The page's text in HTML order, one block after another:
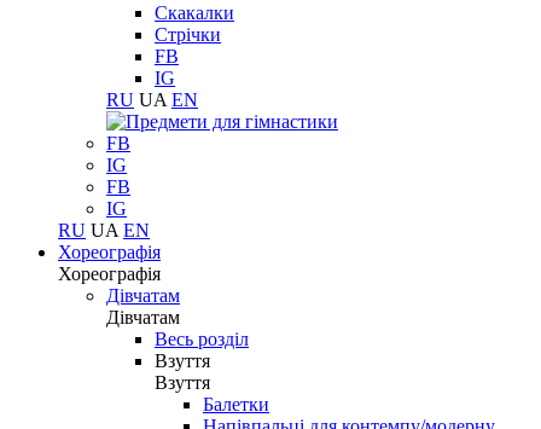
Скакалки
Стрічки
FB
IG
RU UA EN
FB
IG
FB
IG
RU UA EN
Хореографія
Хореографія
Дівчатам
Дівчатам
Весь розділ
Взуття
Взуття
Балетки